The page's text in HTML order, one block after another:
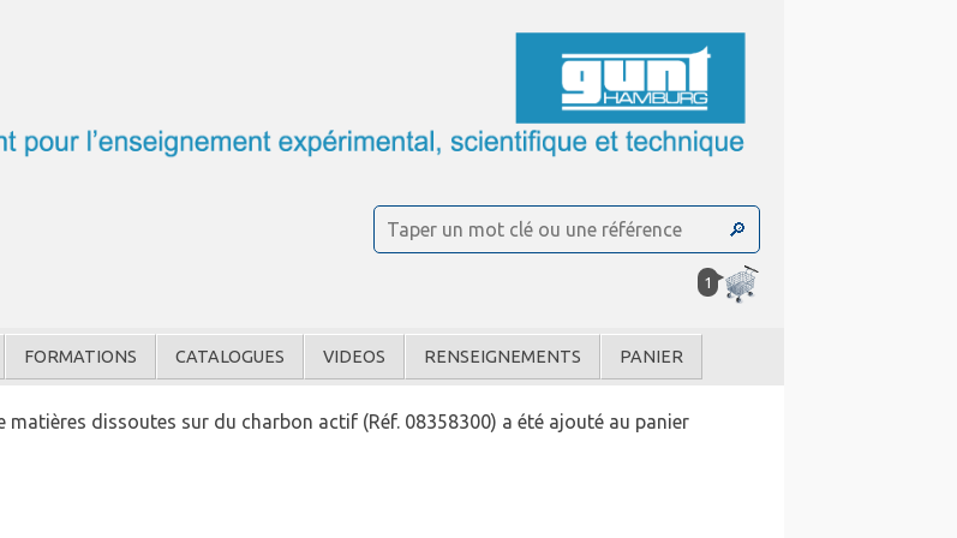
1
FORMATIONS CATALOGUES VIDEOS RENSEIGNEMENTS PANIER
dissoutes sur du charbon actif (Réf. 08358300) a été ajouté au panier